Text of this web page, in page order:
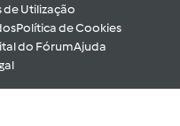
de Utilização
Política de Cookies
do FórumAjuda